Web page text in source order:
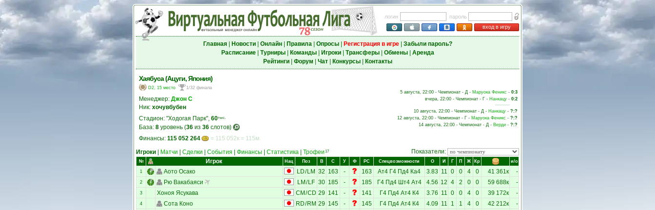
логин
пароль
вход в игру
Главная| Новости| Онлайн| Правила| Опросы| Регистрация в игре| Забыли пароль?
Расписание| Турниры| Команды| Игроки| Трансферы| Обмены| Аренда
Рейтинги| Форум Чат| Конкурсы| Контакты
Хаябуса (Ацуги, Япония)
D2, 15 место 1/32 финала
Менеджер: Джон С
Ник: хочувбубен
Стадион: "Ходогая Парк", 60тыс.
База: 8 уровень (36 из 36 слотов)
Финансы: 115 052 264 = 115 052к = 115м
5 августа, 22:00 - Чемпионат - Д - Маруока Феникс - 0:3
вчера, 22:00 - Чемпионат - Г - Нанкацу - 0:2
10 августа, 22:00 - Чемпионат - Д - Нанкацу - ?:?
12 августа, 22:00 - Чемпионат - Г - Маруока Феникс - ?:?
14 августа, 22:00 - Чемпионат - Д - Верди - ?:?
Игроки Матчи Сделки События Финансы Статистика Трофеи 17 Показатели:
№ Игрок Нац Поз В С У Ф РС Спецвозможности О И Г П Ж Кр и/о
1 Аото Осако LD/ LM 32 163 - 163 Ат4 Г4 Пд4 Ка4 3.83 11 0 0 4 0 41 361к -
2 Рю Вакабаяси LM / LF 30 185 - 185 Г4 Пд4 Шт4 Ат4 4.56 12 4 2 0 0 59 688к -
3 Хоноя Ясукава CM /CD 29 141 - 141 Г4 Пд4 Ат4 К4 3.76 11 0 0 4 0 39 172к -
4 Сота Коно RD/ RM 29 145 - 145 Г4 Пд4 Ат4 К4 4.09 11 1 1 4 0 42 212к -